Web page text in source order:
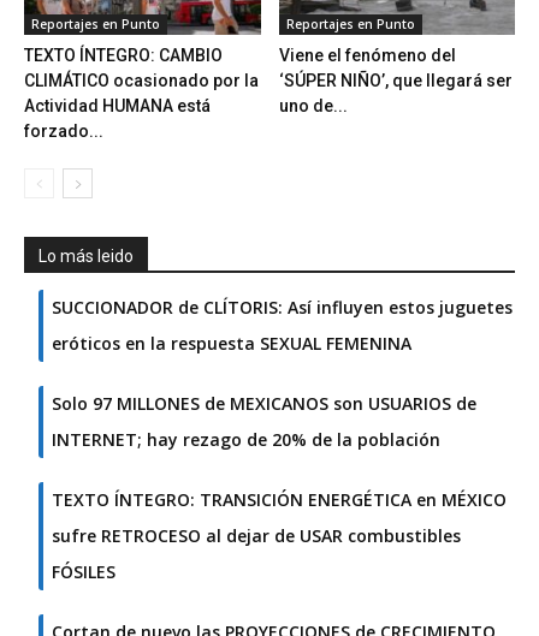
Reportajes en Punto
TEXTO ÍNTEGRO: CAMBIO
CLIMÁTICO ocasionado por la
Actividad HUMANA está
forzado...
Reportajes en Punto
Viene el fenómeno del
‘SÚPER NIÑO’, que llegará ser
uno de...
Lo más leido
SUCCIONADOR de CLÍTORIS: Así influyen estos juguetes
eróticos en la respuesta SEXUAL FEMENINA
Solo 97 MILLONES de MEXICANOS son USUARIOS de
INTERNET; hay rezago de 20% de la población
TEXTO ÍNTEGRO: TRANSICIÓN ENERGÉTICA en MÉXICO
sufre RETROCESO al dejar de USAR combustibles
FÓSILES